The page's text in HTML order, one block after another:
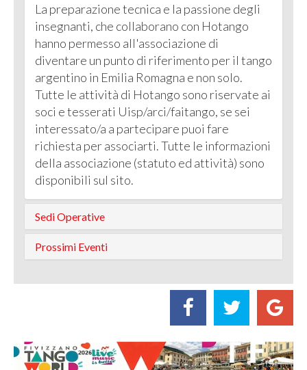
La preparazione tecnica e la passione degli
insegnanti, che collaborano con Hotango
hanno permesso all'associazione di
diventare un punto di riferimento per il tango
argentino in Emilia Romagna e non solo.
Tutte le attività di Hotango sono riservate ai
soci e tesserati Uisp/arci/faitango, se sei
interessato/a a partecipare puoi fare
richiesta per associarti. Tutte le informazioni
della associazione (statuto ed attività) sono
disponibili sul sito.
Sedi Operative
Prossimi Eventi